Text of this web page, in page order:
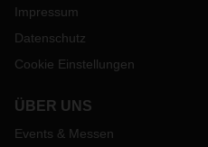
Impressum
Datenschutz
Cookie Einstellungen
ÜBER UNS
Events & Messen